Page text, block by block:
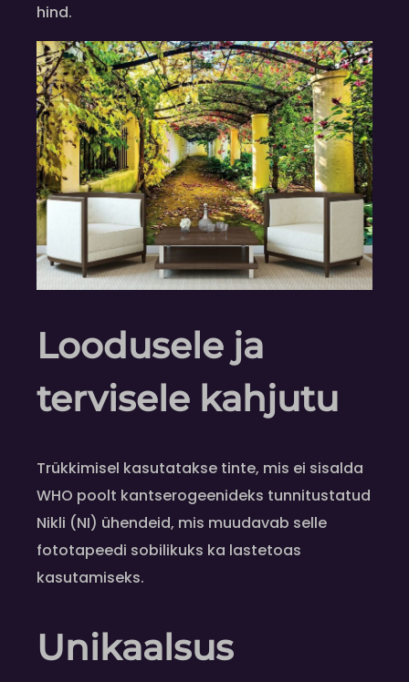
hind.
Loodusele ja
tervisele kahjutu
Trükkimisel kasutatakse tinte, mis ei sisalda
WHO poolt kantserogeenideks tunnitustatud
Nikli (NI) ühendeid, mis muudavab selle
fototapeedi sobilikuks ka lastetoas
kasutamiseks.
Unikaalsus